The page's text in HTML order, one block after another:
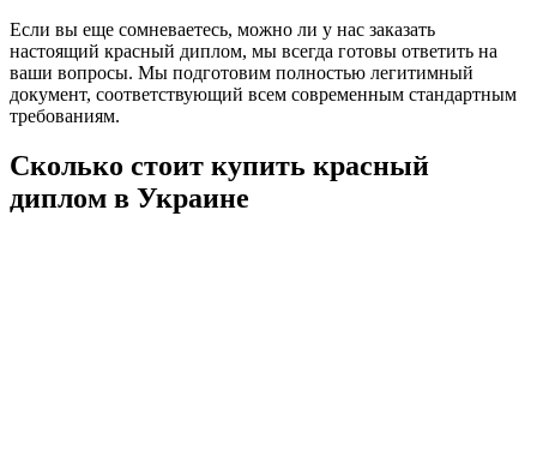
Если вы еще сомневаетесь, можно ли у нас заказать
настоящий красный диплом, мы всегда готовы ответить на
ваши вопросы. Мы подготовим полностью легитимный
документ, соответствующий всем современным стандартным
требованиям.
Сколько стоит купить красный
диплом в Украине